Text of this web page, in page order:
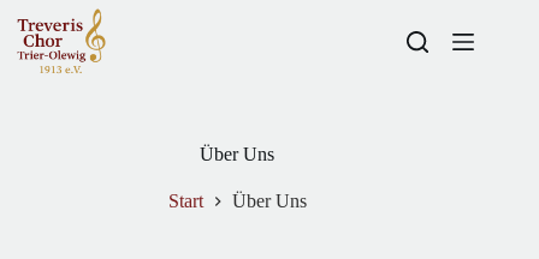
Über Uns
Start Über Uns